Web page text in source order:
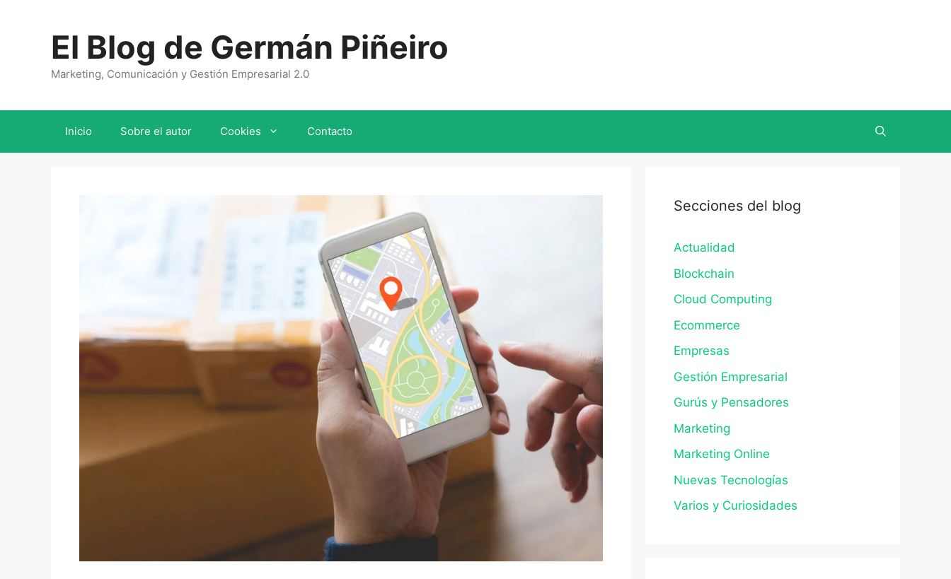
El Blog de Germán Piñeiro
Marketing, Comunicación y Gestión Empresarial 2.0
Inicio Sobre el autor Cookies Contacto
Secciones del blog
Actualidad
Blockchain
Cloud Computing
Ecommerce
Empresas
Gestión Empresarial
Gurús y Pensadores
Marketing
Marketing Online
Nuevas Tecnologías
Varios y Curiosidades